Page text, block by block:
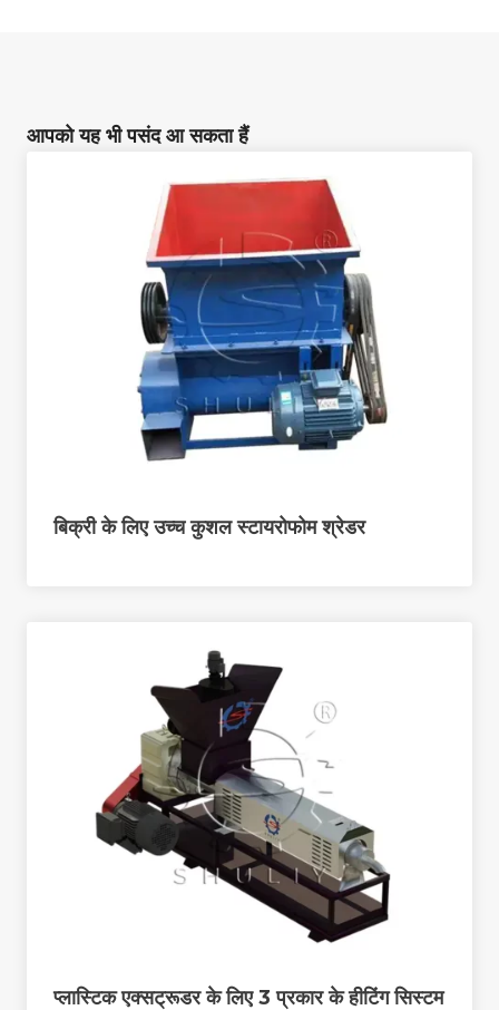
आपको यह भी पसंद आ सकता हैं
बिक्री के लिए उच्च कुशल स्टायरोफोम श्रेडर
प्लास्टिक एक्सट्रूडर के लिए 3 प्रकार के हीटिंग सिस्टम